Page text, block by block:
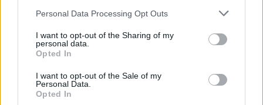
Please note that this website/app uses one or more Google
not limited to your visit or usage behaviour. You may click to
grant or deny consent to Google and its third-party tags to
use your data for below specified purposes in below Google
consent section.
Personal Data Processing Opt Outs
I want to opt-out of the Sharing of my
personal data.
Opted In
I want to opt-out of the Sale of my
Personal Data.
Opted In
Η ΣΤΗΛΗ ΜΑΣ